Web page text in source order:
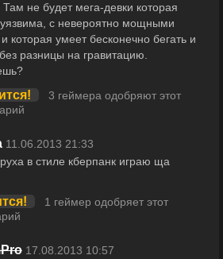
не будет мега-девки которая
с невероятно мощными
которая умеет бесконечно бегать и
разницы на гравитацию.
3 геймера одобряют этот
11.06.2013 21:33
в стиле кберпанк играю ща
1 геймер одобряет этот
17.08.2013 10:57